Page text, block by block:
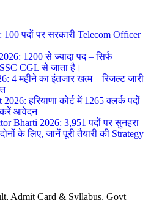
पदों पर सरकारी Telecom Officer
1200 से ज्यादा पद – सिर्फ
SSC CGL से जाता है।
4 महीने का इंतजार खत्म – रिजल्ट जारी
हरियाणा कोर्ट में 1265 क्लर्क पदों
करें आवेदन
Bharti 2026: 3,951 पदों पर सुनहरा
के लिए, जानें पूरी तैयारी की Strategy
Admit Card & Syllabus, Govt